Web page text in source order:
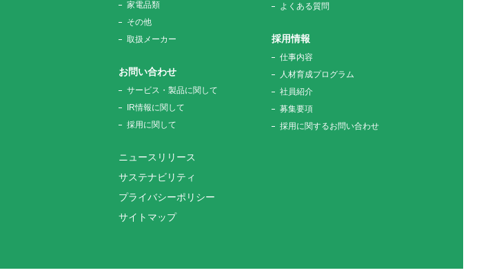
家電品類
その他
取扱メーカー
お問い合わせ
サービス・製品に関して
IR情報に関して
採用に関して
ニュースリリース
サステナビリティ
プライバシーポリシー
サイトマップ
よくある質問
採用情報
仕事内容
人材育成プログラム
社員紹介
募集要項
採用に関するお問い合わせ